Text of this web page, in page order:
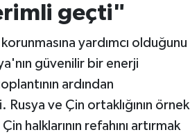
geçti"
yardımcı olduğunu
güvenilir bir enerji
ardından
ve Çin ortaklığının örnek
halklarının refahını artırmak